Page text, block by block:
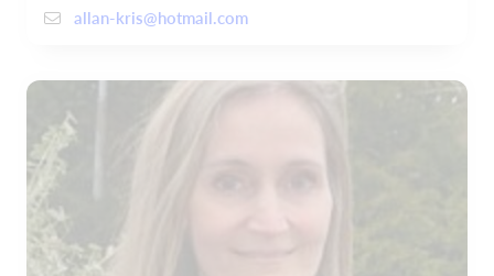
allan-kris@hotmail.com